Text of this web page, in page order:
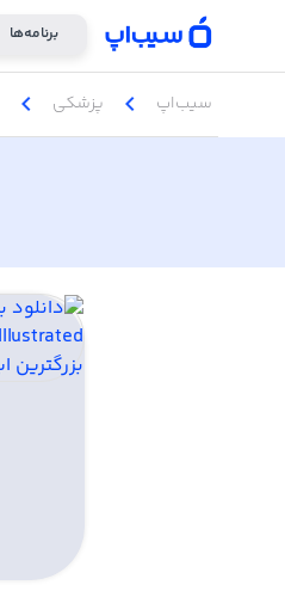
برنامه‌ها
سیب‌اپ chevron_left پزشکی chevron_left